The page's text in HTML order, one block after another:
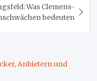
Was Clemens-
bedeuten
Anbietern und